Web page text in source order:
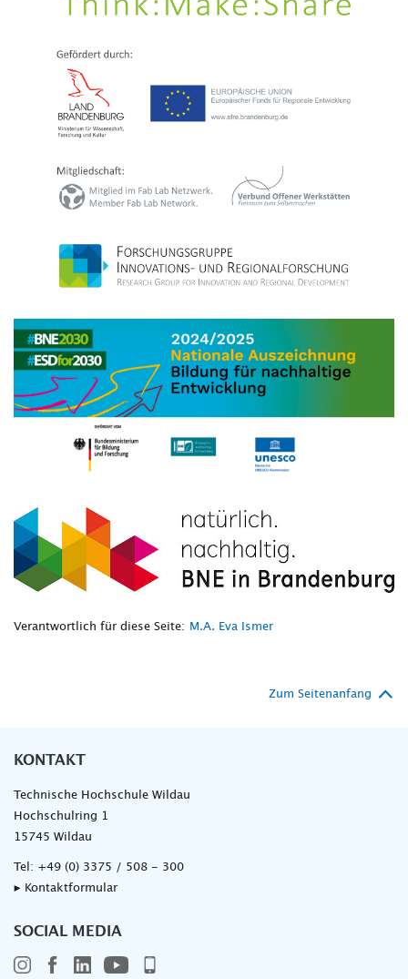
Verantwortlich für diese Seite: M.A. Eva Ismer
Zum Seitenanfang
KONTAKT
Technische Hochschule Wildau
Hochschulring 1
15745 Wildau
Tel: +49 (0) 3375 / 508 - 300
▸ Kontaktformular
SOCIAL MEDIA